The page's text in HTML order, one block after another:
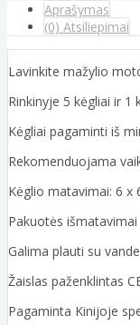
Aprašymas
(0) Atsiliepimai
Lavinkite mažylio
Rinkinyje 5 kėgliai ir 1
Kėgliai pagaminti iš
Rekomenduojama
Kėglio matavimai: 6 x
Pakuotės
Galima plauti su
Žaislas paženklintas
Pagaminta Kinijoje